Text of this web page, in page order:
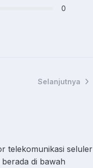
0
Selanjutnya
telekomunikasi seluler
di bawah